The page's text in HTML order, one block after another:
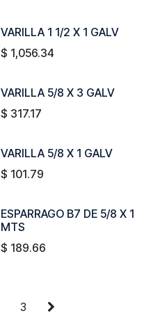
VARILLA 1 1/2 X 1 GALV
$ 1,056.34
VARILLA 5/8 X 3 GALV
$ 317.17
VARILLA 5/8 X 1 GALV
$ 101.79
ESPARRAGO B7 DE 5/8 X 1
MTS
$ 189.66
3